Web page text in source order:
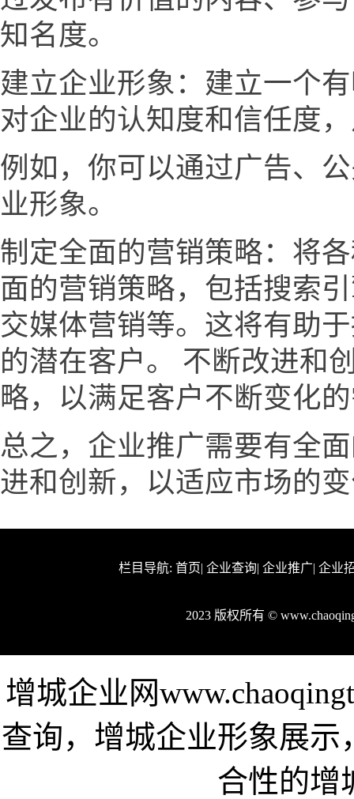
知名度。
建立企业形象：建立一个
对企业的认知度和信任度
例如，你可以通过广告、
业形象。
制定全面的营销策略：将
面的营销策略，包括搜索
交媒体营销等。这将有助
的潜在客户。 不断改进和
略，以满足客户不断变化
总之，企业推广需要有全
进和创新，以适应市场的
栏目导航: 首页| 企业查询| 企业推广| 企业
2023 版权所有 ©
增城企业网
查询，增城企业形象展
合性的增